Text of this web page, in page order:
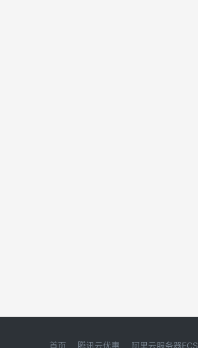
首页 腾讯云优惠 阿里云服务器ECS